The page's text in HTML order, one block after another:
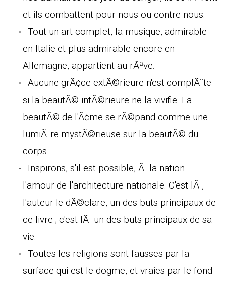
et ils combattent pour nous ou contre nous.
Tout un art complet, la musique, admirable
en Italie et plus admirable encore en
Allemagne, appartient au rÃªve.
Aucune grÃ¢ce extÃ©rieure n'est complÃ¨te
si la beautÃ© intÃ©rieure ne la vivifie. La
beautÃ© de l'Ã¢me se rÃ©pand comme une
lumiÃ¨re mystÃ©rieuse sur la beautÃ© du
corps.
Inspirons, s'il est possible, Ã la nation
l'amour de l'architecture nationale. C'est lÃ ,
l'auteur le dÃ©clare, un des buts principaux de
ce livre ; c'est lÃ un des buts principaux de sa
vie.
Toutes les religions sont fausses par la
surface qui est le dogme, et vraies par le fond